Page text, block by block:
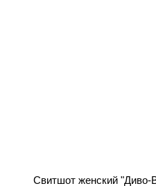
Свитшот женский "Диво-